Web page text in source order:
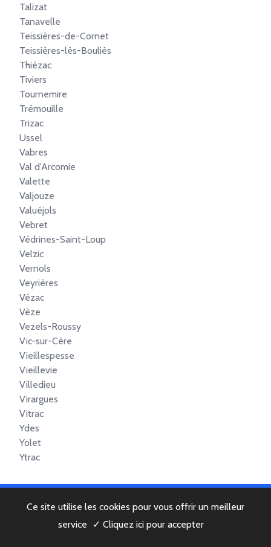
Talizat
Tanavelle
Teissières-de-Cornet
Teissières-lès-Bouliès
Thiézac
Tiviers
Tournemire
Trémouille
Trizac
Ussel
Vabres
Val d'Arcomie
Valette
Valjouze
Valuéjols
Vebret
Védrines-Saint-Loup
Velzic
Vernols
Veyrières
Vézac
Vèze
Vezels-Roussy
Vic-sur-Cère
Vieillespesse
Vieillevie
Villedieu
Virargues
Vitrac
Ydes
Yolet
Ytrac
Mentions légales
Ce site utilise les cookies pour vous offrir un meilleur
service
✓ Cliquez ici pour accepter